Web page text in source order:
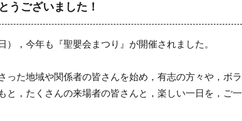
うございました！
），今年も『聖嬰会まつり』が開催されました。
った地域や関係者の皆さんを始め，有志の方々や，ボラ
と，たくさんの来場者の皆さんと，楽しい一日を，ご一